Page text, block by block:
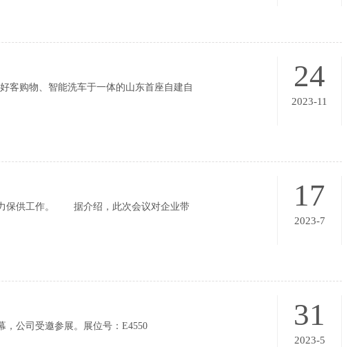
24
2023-11
购物、智能洗车于一体的山东首座自建自
17
2023-7
保供工作。 据介绍，此次会议对企业带
31
2023-5
，公司受邀参展。展位号：E4550